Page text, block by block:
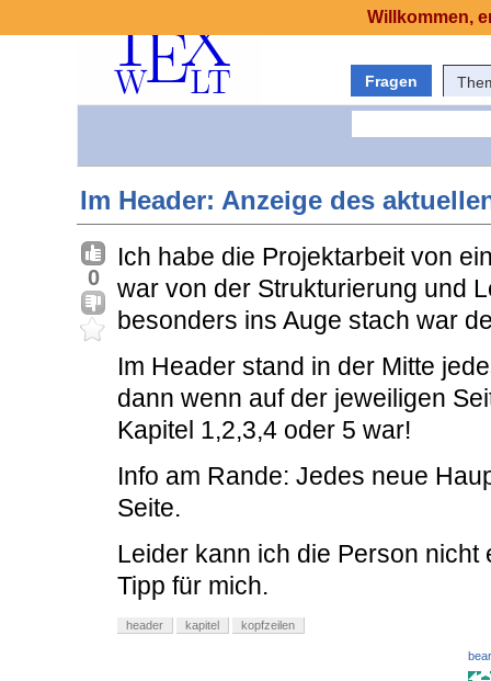
Fragen
Im Header: Anzeige des
0
Ich habe die Projektarbeit von
war von der Strukturierung und
besonders ins Auge stach war
Im Header stand in der Mitte
dann wenn auf der jeweiligen
Kapitel 1,2,3,4 oder 5 war!
Info am Rande: Jedes neue
Seite.
Leider kann ich die Person
Tipp für mich.
header kapitel kopfzeilen
Willkommen,